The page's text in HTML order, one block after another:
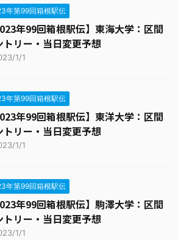
年第99回箱根駅伝
年99回箱根駅伝】東海大学：区間
トリー・当日変更予想
1/1
年第99回箱根駅伝
年99回箱根駅伝】東洋大学：区間
トリー・当日変更予想
1/1
年第99回箱根駅伝
年99回箱根駅伝】駒澤大学：区間
トリー・当日変更予想
1/1